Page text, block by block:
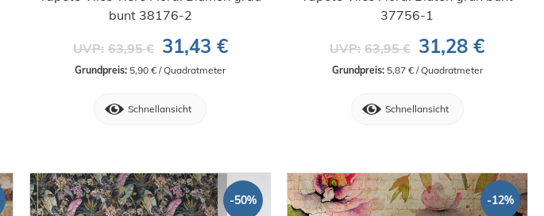
bunt 38176-2
UVP: 63,95 € 31,43 €
Grundpreis: 5,90 € / Quadratmeter
Schnellansicht
37756-1
UVP: 63,95 € 31,28 €
Grundpreis: 5,87 € / Quadratmeter
Schnellansicht
-50% -12%